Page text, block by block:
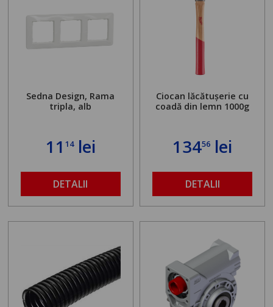
Sedna Design, Rama
tripla, alb
11 14lei
DETALII
Ciocan lăcătușerie cu
coadă din lemn 1000g
13456 lei
DETALII